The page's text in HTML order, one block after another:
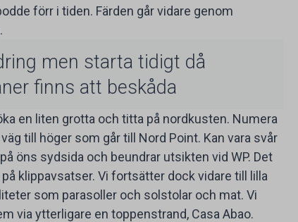
förr i tiden. Färden går vidare genom
men starta tidigt då
finns att beskåda
en liten grotta och titta på nordkusten. Numera
till höger som går till Nord Point. Kan vara svår
öns sydsida och beundrar utsikten vid WP. Det
klippavsatser. Vi fortsätter dock vidare till lilla
som parasoller och solstolar och mat. Vi
via ytterligare en toppenstrand, Casa Abao.